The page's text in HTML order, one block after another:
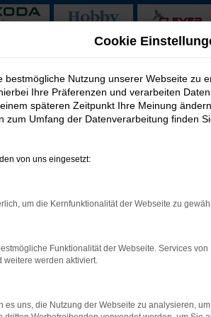
Lieferservice
für Peine
der liegt schlichtweg falsch. Für Ihre
den ein Clever Neuwagen für
gelesen. Auch wir vom Autoservice
und nehmen zudem Ihren
Network Error
Cookie
bestmögliche Nutzung unserer Webseite zu
Ihre Präferenzen und verarbeiten
späteren Zeitpunkt Ihre Meinung
zum Umfang der Datenverarbeitung finden
von uns eingesetzt:
um die Kernfunktionalität der Webseite zu
Funktionalität der Webseite. Services
weitere werden aktiviert.
es uns, die Nutzung der Webseite zu analysieren,